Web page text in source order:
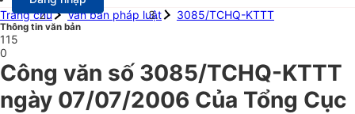
Trang chủ
Văn bản pháp luật 3085/TCHQ-KTTT
Thông tin văn bản
115
0
Công văn số 3085/TCHQ-KTTT
ngày 07/07/2006 Của Tổng Cục